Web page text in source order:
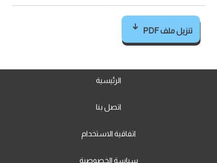
تنزيل ملف PDF
الرئيسية
اتصل بنا
اتفاقية الاستخدام
سياسة الخصوصية